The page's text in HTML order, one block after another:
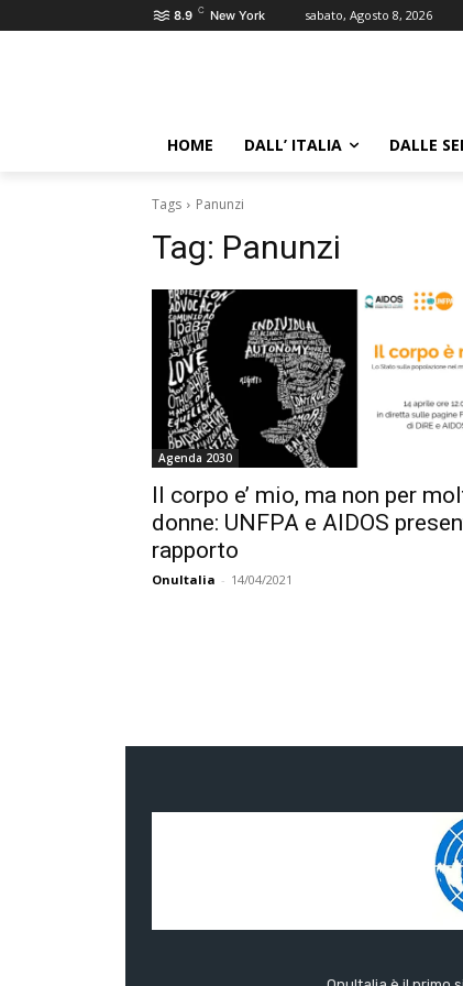
8.9 C New York sabato, Agosto 8, 2026
HOME DALL’ ITALIA DALLE
Tags Panunzi
Tag: Panunzi
Agenda 2030
Il corpo e’ mio, ma non per
donne: UNFPA e AIDOS
rapporto
OnuItalia - 14/04/2021